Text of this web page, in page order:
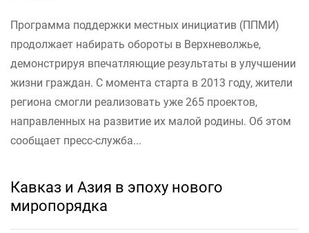
Программа поддержки местных инициатив (ППМИ)
продолжает набирать обороты в Верхневолжье,
демонстрируя впечатляющие результаты в улучшении
жизни граждан. С момента старта в 2013 году, жители
региона смогли реализовать уже 265 проектов,
направленных на развитие их малой родины. Об этом
сообщает пресс-служба...
Кавказ и Азия в эпоху нового
миропорядка